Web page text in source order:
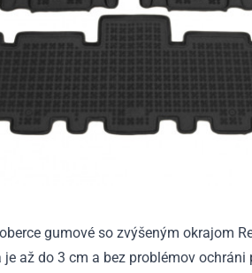
gumové so zvýšeným okrajom
je až do 3 cm a bez problémov